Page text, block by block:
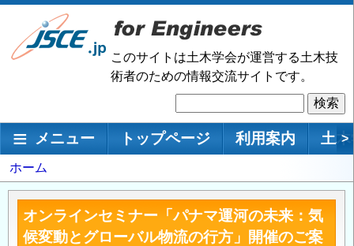
メ
ン
移
このサイトは土木学会が運営する土木技
術者のための情報交流サイトです。
索
メインナビゲーション
メニュー トップページ 利用案内 土 >
パ
ン
く
ず
ホーム
オンラインセミナー「パナマ運河の未来：気
候変動とグローバル物流の行方」開催のご案